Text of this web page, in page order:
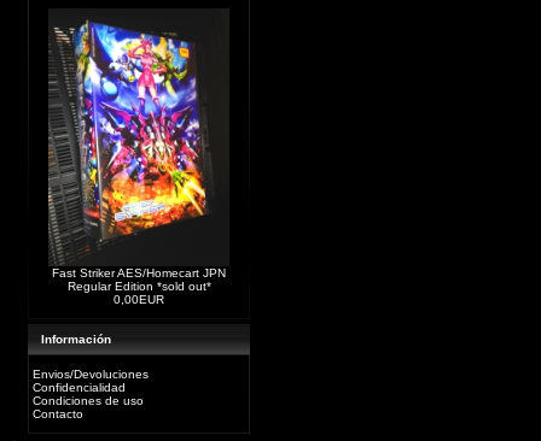
Fast Striker AES/Homecart JPN
Regular Edition *sold out*
0,00EUR
Información
Envios/Devoluciones
Confidencialidad
Condiciones de uso
Contacto